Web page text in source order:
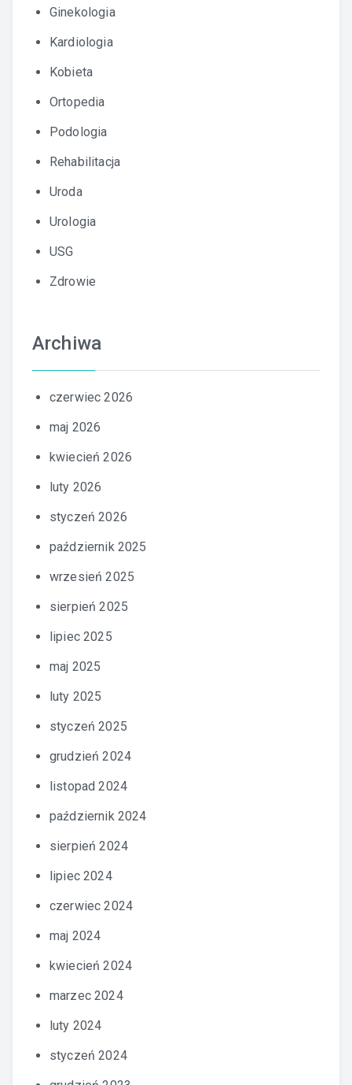
Ginekologia
Kardiologia
Kobieta
Ortopedia
Podologia
Rehabilitacja
Uroda
Urologia
USG
Zdrowie
Archiwa
czerwiec 2026
maj 2026
kwiecień 2026
luty 2026
styczeń 2026
październik 2025
wrzesień 2025
sierpień 2025
lipiec 2025
maj 2025
luty 2025
styczeń 2025
grudzień 2024
listopad 2024
październik 2024
sierpień 2024
lipiec 2024
czerwiec 2024
maj 2024
kwiecień 2024
marzec 2024
luty 2024
styczeń 2024